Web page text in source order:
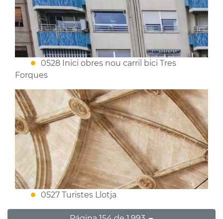
0528 Inici obres nou carril bici Tres
Forques
0527 Turistes Llotja